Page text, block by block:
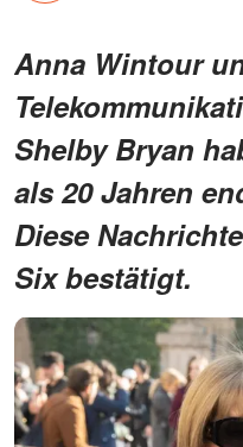
Anna Wintour
Shelby Bryan
als 20 Jahren
Diese
Six bestätigt.